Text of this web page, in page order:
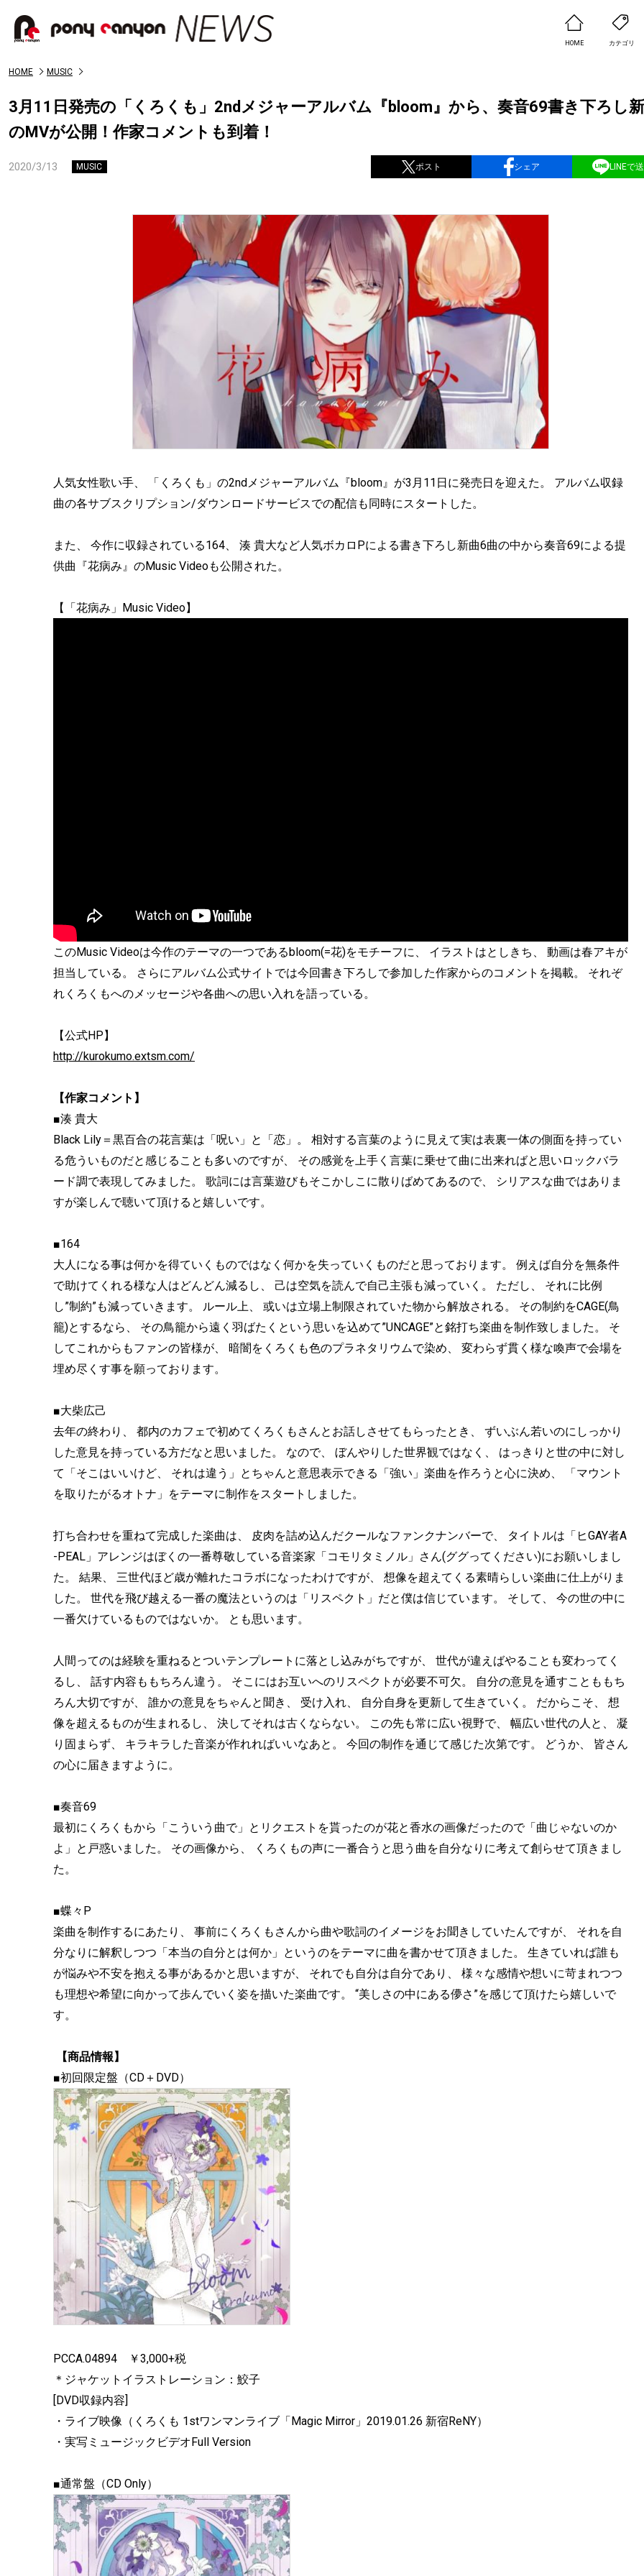
HOME カテゴリ
HOME MUSIC
3月11日発売の「くろくも」2ndメジャーアルバム『bloom』から、奏音69書き下ろし
のMVが公開！作家コメントも到着！
2020/3/13 MUSIC ポスト シェア LINEで
人気女性歌い手、 「くろくも」の2ndメジャーアルバム『bloom』が3月11日に発売日を迎えた。 アルバム収録
曲の各サブスクリプション/ダウンロードサービスでの配信も同時にスタートした。
また、 今作に収録されている164、 湊 貴大など人気ボカロPによる書き下ろし新曲6曲の中から奏音69による提
供曲『花病み』のMusic Videoも公開された。
【「花病み」Music Video】
このMusic Videoは今作のテーマの一つであるbloom(=花)をモチーフに、 イラストはとしきち、 動画は春アキが
担当している。 さらにアルバム公式サイトでは今回書き下ろしで参加した作家からのコメントを掲載。 それぞ
れくろくもへのメッセージや各曲への思い入れを語っている。
【公式HP】
http://kurokumo.extsm.com/
【作家コメント】
■湊 貴大
Black Lily＝黒百合の花言葉は「呪い」と「恋」。 相対する言葉のように見えて実は表裏一体の側面を持ってい
る危ういものだと感じることも多いのですが、 その感覚を上手く言葉に乗せて曲に出来ればと思いロックバラ
ード調で表現してみました。 歌詞には言葉遊びもそこかしこに散りばめてあるので、 シリアスな曲ではありま
すが楽しんで聴いて頂けると嬉しいです。
■164
大人になる事は何かを得ていくものではなく何かを失っていくものだと思っております。 例えば自分を無条件
で助けてくれる様な人はどんどん減るし、 己は空気を読んで自己主張も減っていく。 ただし、 それに比例
し”制約”も減っていきます。 ルール上、 或いは立場上制限されていた物から解放される。 その制約をCAGE(鳥
籠)とするなら、 その鳥籠から遠く羽ばたくという思いを込めて”UNCAGE”と銘打ち楽曲を制作致しました。 そ
してこれからもファンの皆様が、 暗闇をくろくも色のプラネタリウムで染め、 変わらず貫く様な喚声で会場を
埋め尽くす事を願っております。
■大柴広己
去年の終わり、 都内のカフェで初めてくろくもさんとお話しさせてもらったとき、 ずいぶん若いのにしっかり
した意見を持っている方だなと思いました。 なので、 ぼんやりした世界観ではなく、 はっきりと世の中に対し
て「そこはいいけど、 それは違う」とちゃんと意思表示できる「強い」楽曲を作ろうと心に決め、 「マウント
を取りたがるオトナ」をテーマに制作をスタートしました。
打ち合わせを重ねて完成した楽曲は、 皮肉を詰め込んだクールなファンクナンバーで、 タイトルは「ヒGAY者A
-PEAL」アレンジはぼくの一番尊敬している音楽家「コモリタミノル」さん(ググってください)にお願いしまし
た。 結果、 三世代ほど歳が離れたコラボになったわけですが、 想像を超えてくる素晴らしい楽曲に仕上がりま
した。 世代を飛び越える一番の魔法というのは「リスペクト」だと僕は信じています。 そして、 今の世の中に
一番欠けているものではないか。 とも思います。
人間ってのは経験を重ねるとついテンプレートに落とし込みがちですが、 世代が違えばやることも変わってく
るし、 話す内容ももちろん違う。 そこにはお互いへのリスペクトが必要不可欠。 自分の意見を通すことももち
ろん大切ですが、 誰かの意見をちゃんと聞き、 受け入れ、 自分自身を更新して生きていく。 だからこそ、 想
像を超えるものが生まれるし、 決してそれは古くならない。 この先も常に広い視野で、 幅広い世代の人と、 凝
り固まらず、 キラキラした音楽が作れればいいなあと。 今回の制作を通じて感じた次第です。 どうか、 皆さん
の心に届きますように。
■奏音69
最初にくろくもから「こういう曲で」とリクエストを貰ったのが花と香水の画像だったので「曲じゃないのか
よ」と戸惑いました。 その画像から、 くろくもの声に一番合うと思う曲を自分なりに考えて創らせて頂きまし
た。
■蝶々P
楽曲を制作するにあたり、 事前にくろくもさんから曲や歌詞のイメージをお聞きしていたんですが、 それを自
分なりに解釈しつつ「本当の自分とは何か」というのをテーマに曲を書かせて頂きました。 生きていれば誰も
が悩みや不安を抱える事があるかと思いますが、 それでも自分は自分であり、 様々な感情や想いに苛まれつつ
も理想や希望に向かって歩んでいく姿を描いた楽曲です。 “美しさの中にある儚さ”を感じて頂けたら嬉しいで
す。
【商品情報】
■初回限定盤（CD＋DVD）
PCCA.04894 ￥3,000+税
＊ジャケットイラストレーション：鮫子
[DVD収録内容]
・ライブ映像（くろくも 1stワンマンライブ「Magic Mirror」2019.01.26 新宿ReNY）
・実写ミュージックビデオFull Version
■通常盤（CD Only）